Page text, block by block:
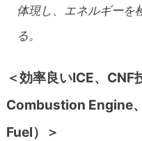
体現し、エネルギーを
る。
＜効率良いICE、CNF
Combustion Engine
Fuel）＞